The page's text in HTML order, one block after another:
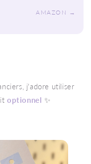
AMAZON →
j'adore utiliser
optionnel ✨